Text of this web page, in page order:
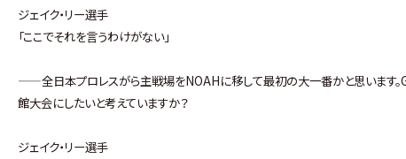
ジェイク・リー選手
「ここでそれを言うわけがない」
——全日本プロレスがら主戦場をNOAHに移して最初の大一番かと思います。
館大会にしたいと考えていますか？
ジェイク・リー選手